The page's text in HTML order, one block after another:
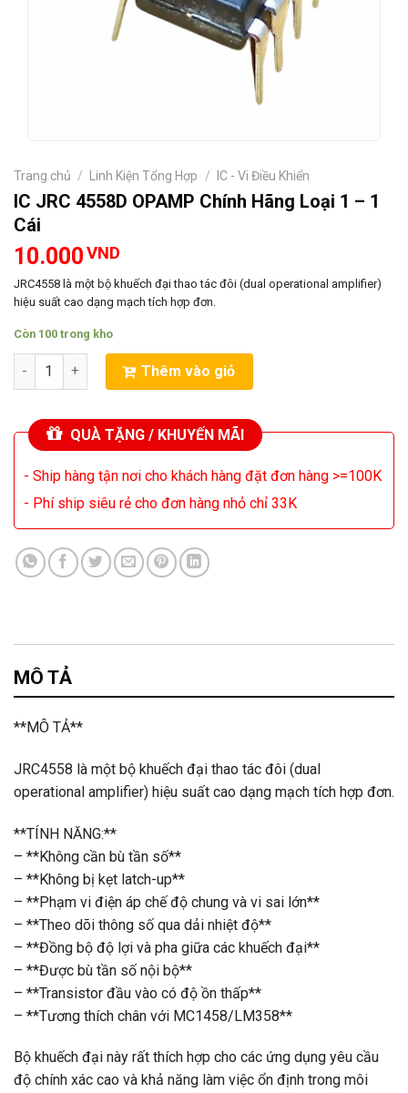
Trang chủ / Linh Kiện Tổng Hợp / IC - Vi Điều Khiển
IC JRC 4558D OPAMP Chính Hãng Loại 1 – 1
Cái
10.000VND
JRC4558 là một bộ khuếch đại thao tác đôi (dual operational amplifier)
hiệu suất cao dạng mạch tích hợp đơn.
Còn 100 trong kho
IC JRC 4558D OPAMP Chính Hãng Loại 1 - 1 Cái số lượng
Thêm vào giỏ
QUÀ TẶNG / KHUYẾN MÃI
- Ship hàng tận nơi cho khách hàng đặt đơn hàng >=100K
- Phí ship siêu rẻ cho đơn hàng nhỏ chỉ 33K
MÔ TẢ
**MÔ TẢ**
JRC4558 là một bộ khuếch đại thao tác đôi (dual
operational amplifier) hiệu suất cao dạng mạch tích hợp đơn.
**TÍNH NĂNG:**
– **Không cần bù tần số**
– **Không bị kẹt latch-up**
– **Phạm vi điện áp chế độ chung và vi sai lớn**
– **Theo dõi thông số qua dải nhiệt độ**
– **Đồng bộ độ lợi và pha giữa các khuếch đại**
– **Được bù tần số nội bộ**
– **Transistor đầu vào có độ ồn thấp**
– **Tương thích chân với MC1458/LM358**
Bộ khuếch đại này rất thích hợp cho các ứng dụng yêu cầu
độ chính xác cao và khả năng làm việc ổn định trong môi